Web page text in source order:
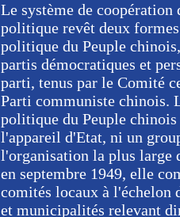
Le système de
politique revêt deux
politique du Peuple
partis démocratiques et
parti, tenus par le Comité
Parti communiste chinois.
politique du Peuple
l'appareil d'Etat, ni un
l'organisation la plus large
en septembre 1949, elle
comités locaux à l'échelon
et municipalités relevant